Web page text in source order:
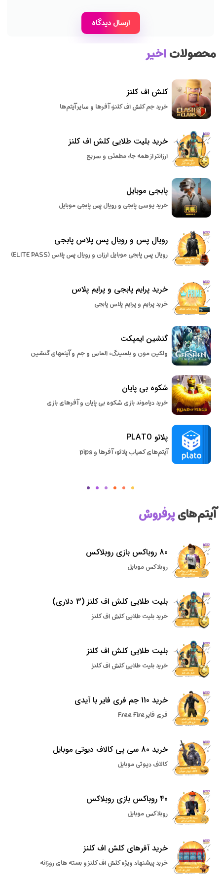
محصولاتاخیر
کلش اف کلنز
خرید جم کلش اف کلنز، آفرها و سایر آیتم‌ها
خرید بلیت طلایی کلش اف کلنز
ارزانتر از همه جا، مطمئن و سریع
پابجی موبایل
خرید یوسی پابجی و رویال پس پابجی موبایل
رویال پس و رویال پس پلاس پابجی
رویال پس پابجی موبایل ارزان و رویال پس پلاس (ELITE PASS)
خرید پرایم پابجی و پرایم پلاس
خرید پرایم و پرایم پلاس پابجی
گنشین ایمپکت
ولکین مون و بلسینگ، الماس و جم و آیتمهای گنشین
شکوه بی پایان
خرید دیاموند بازی شکوه بی پایان و آفرهای بازی
پلاتو PLATO
آیتم‌های کمیاب پلاتو، آفرها و pips
آیتم‌هایپرفروش
80 روباکس بازی روبلاکس
روبلاکس موبایل
بلیت طلایی کلش اف کلنز (3 دلاری)
خرید بلیت طلایی کلش اف کلنز
بلیت طلایی کلش اف کلنز
خرید بلیت طلایی کلش اف کلنز
خرید 110 جم فری فایر با آیدی
فری فایر Free Fire
خرید 80 سی پی کالاف دیوتی موبایل
کالاف دیوتی موبایل
40 روباکس بازی روبلاکس
روبلاکس موبایل
خرید آفرهای کلش اف کلنز
خرید پیشنهاد ویژه کلش اف کلنز و بسته های روزانه